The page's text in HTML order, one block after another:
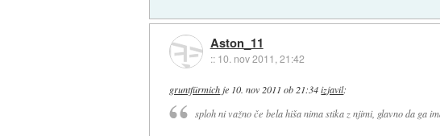
Aston_11
:: 10. nov 2011, 21:42
gruntfürmich je 10. nov 2011 ob 21:34 izjavil:
sploh ni važno če bela hiša nima stika z njimi, glavno da ga